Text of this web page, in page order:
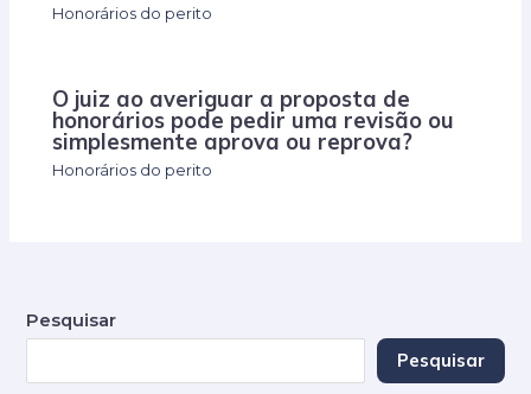
Honorários do perito
O juiz ao averiguar a proposta de
honorários pode pedir uma revisão ou
simplesmente aprova ou reprova?
Honorários do perito
Pesquisar
Pesquisar